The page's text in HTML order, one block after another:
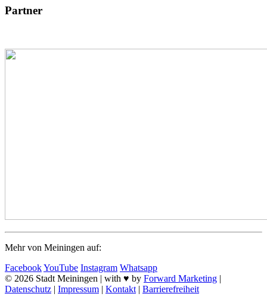
Partner
Mehr von Meiningen auf:
FacebookYouTube Instagram Whatsapp
© 2026 Stadt Meiningen | with ♥ by Forward Marketing |
Datenschutz | Impressum | Kontakt | Barrierefreiheit